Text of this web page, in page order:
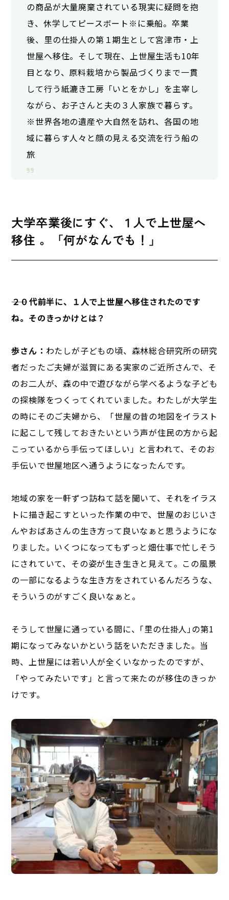
の商品が大量廃棄されている現実に疑問を抱
き、休学してピースボート※に乗船。卒業
後、里の仕掛人の第１期生として宮津市・上
世屋へ移住。そして現在、上世屋生活も10年
目となり、原料栽培から製品づくりまで一貫
して行う紙漉き工房「いとをかし」を主宰し
ながら、お子さんと夫の３人家族で暮らす。
※世界各地の遺産や大自然を訪れ、各国の地
域に暮らす人々と顔の見える交流を行う船の
旅
大学卒業後にすぐ、１人で上世屋へ
移住 。「何がなんでも！」
――２０代前半に、１人で上世屋へ移住されたのです
ね。そのきっかけとは？
歩さん： わたしが子どもの頃、森林総合研究所の研究
者だったご夫婦が滋賀にある実家のご近所さんで、そ
のお二人が、森の中で遊びながら学べるような子ども
の探検隊をつくってくれていました。わたしが大学生
の時にそのご夫婦から、「世屋の昔の地図をイラスト
に起こして残しておきたいという声が住民の方から起
こっているから手伝ってほしい」と言われて、そのお
手伝いで世屋地区へ通うようになったんです。
地域の家を一軒ずつ訪ねて話を聞いて、それをイラス
トに描き起こすといった作業の中で、世屋のおじいさ
んやおばあさんの生き方って良いなぁと思うようにな
りました。いくつになってもずっと畑仕事で忙しそう
にされていて、その姿が生き生きと見えて。この風景
の一部になるような生き方をされているんだろうな、
そういうのがすごく良いなぁと。
そうして世屋に通っている間に、｢里の仕掛人｣の第1
期になってみないかという話をいただきました。当
時、上世屋には若い人が全くいなかったのですが、
「やってみたいです」と言って来たのが移住のきっか
けです。